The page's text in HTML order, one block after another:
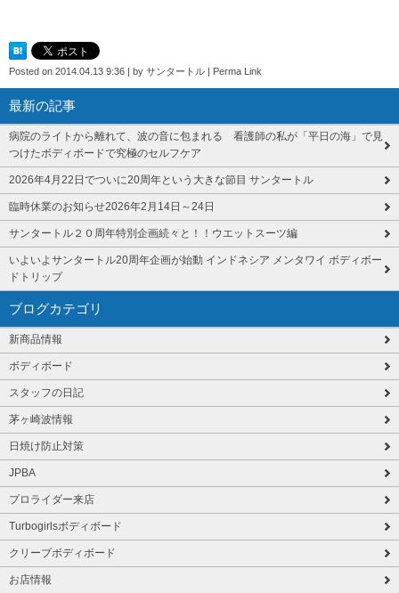
Posted on 2014.04.13 9:36 | by サンタートル | Perma Link
最新の記事
病院のライトから離れて、波の音に包まれる 看護師の私が「平日の海」で見
つけたボディボードで究極のセルフケア
2026年4月22日でついに20周年という大きな節目 サンタートル
臨時休業のお知らせ2026年2月14日～24日
サンタートル２０周年特別企画続々と！！ウエットスーツ編
いよいよサンタートル20周年企画が始動 インドネシア メンタワイ ボディボー
ドトリップ
ブログカテゴリ
新商品情報
ボディボード
スタッフの日記
茅ヶ崎波情報
日焼け防止対策
JPBA
プロライダー来店
Turbogirlsボディボード
クリーブボディボード
お店情報